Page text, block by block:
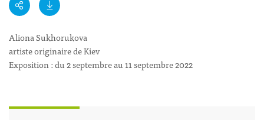
Aliona Sukhorukova
artiste originaire de Kiev
Exposition : du 2 septembre au 11 septembre 2022